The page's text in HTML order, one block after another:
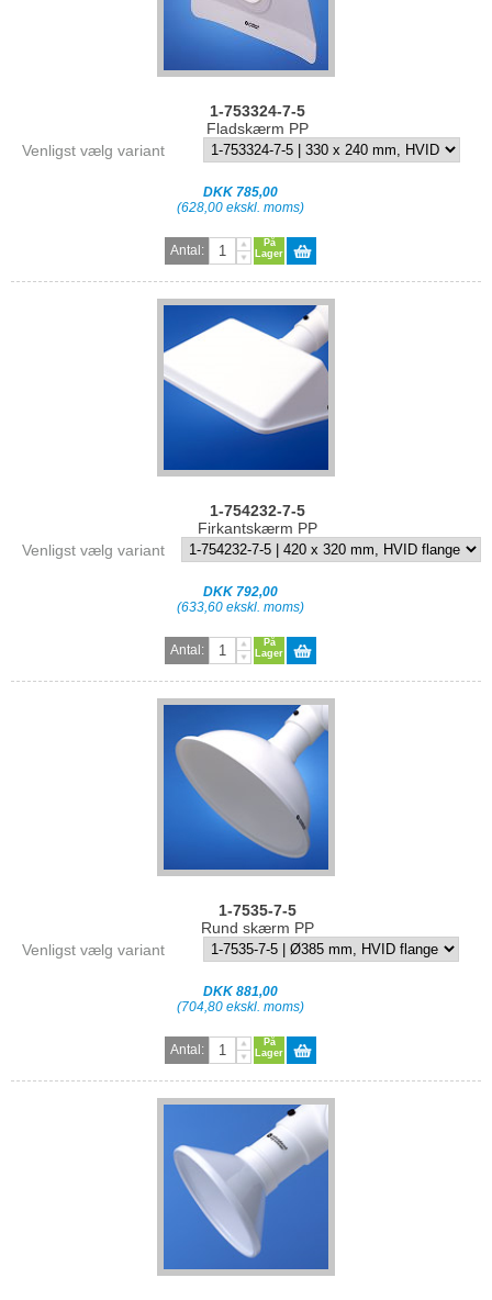
1-753324-7-5
Fladskærm PP
Venligst vælg variant
DKK 785,00
(628,00 ekskl. moms)
Antal:
På
Lager
1-754232-7-5
Firkantskærm PP
Venligst vælg variant
DKK 792,00
(633,60 ekskl. moms)
Antal:
På
Lager
1-7535-7-5
Rund skærm PP
Venligst vælg variant
DKK 881,00
(704,80 ekskl. moms)
Antal:
På
Lager